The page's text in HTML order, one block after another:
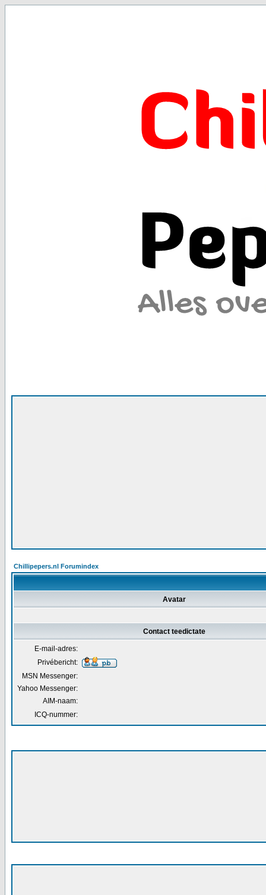
Chillipepers.nl Forumindex
Avatar
Contact teedictate
E-mail-adres:
Privébericht:
MSN Messenger:
Yahoo Messenger:
AIM-naam:
ICQ-nummer: